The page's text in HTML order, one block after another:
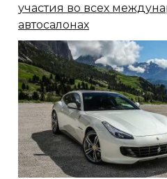
участия во всех
автосалонах